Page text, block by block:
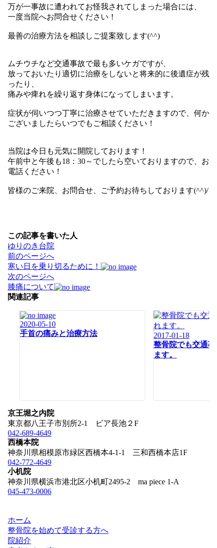
万が一事故に遭われてお怪我されてしまった場合には、
一度当院へお問合せください！
最善の治療方法を相談しご提案致します(^^)
ムチウチなど交通事故で最も多いケガですが、
放っておいたり適切に治療をしないと将来的に後遺症が残
ったり、
痛みや痺れを繰り返す身体になってしまいます。
症状が伺いつつ丁寧に治療させていただきますので、何か
ございましたらいつでもご相談ください！
当院は今日も元気に開院しております！
午前中と午後も18：30～でしたら空いておりますので、お
電話ください！
皆様のご来院、お問合せ、ご予約お待ちしております(^^)/
この記事を書いた人
ゆりのき台院
投
稿
ナ
ビ
ゲ
前のページへ
寒い日を乗り切るために！
次のページへ
膝痛について
関連記事
2020-05-10
手首の痛みと治療方法
2017-01-18
整骨院でも交通
ます。
京王堀之内院
東京都八王子市別所2-1 ビア長池２F
042-689-4649
西橋本院
神奈川県相模原市緑区西橋本4-1-1 三和西橋本店1F
042-772-4649
小机院
神奈川県横浜市港北区小机町2495-2 ma piece 1-A
045-473-0006
ホーム
整骨院を始めて受診する方へ
院紹介